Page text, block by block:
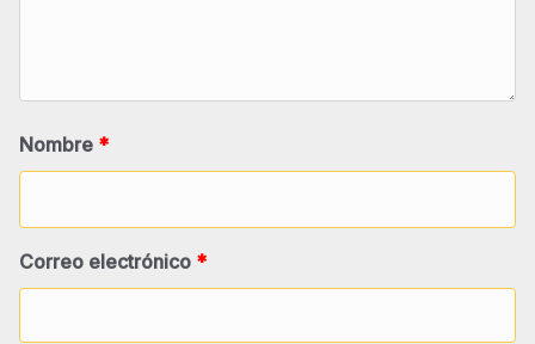
Nombre *
Correo electrónico *